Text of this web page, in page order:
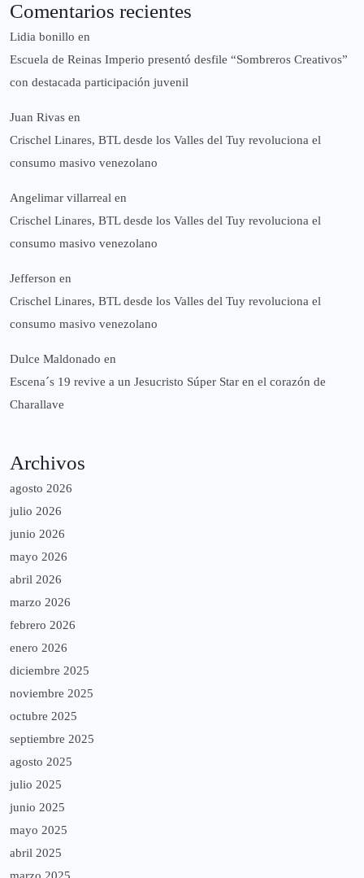
Comentarios recientes
Lidia bonillo en
Escuela de Reinas Imperio presentó desfile “Sombreros Creativos”
con destacada participación juvenil
Juan Rivas en
Crischel Linares, BTL desde los Valles del Tuy revoluciona el
consumo masivo venezolano
Angelimar villarreal en
Crischel Linares, BTL desde los Valles del Tuy revoluciona el
consumo masivo venezolano
Jefferson en
Crischel Linares, BTL desde los Valles del Tuy revoluciona el
consumo masivo venezolano
Dulce Maldonado en
Escena´s 19 revive a un Jesucristo Súper Star en el corazón de
Charallave
Archivos
agosto 2026
julio 2026
junio 2026
mayo 2026
abril 2026
marzo 2026
febrero 2026
enero 2026
diciembre 2025
noviembre 2025
octubre 2025
septiembre 2025
agosto 2025
julio 2025
junio 2025
mayo 2025
abril 2025